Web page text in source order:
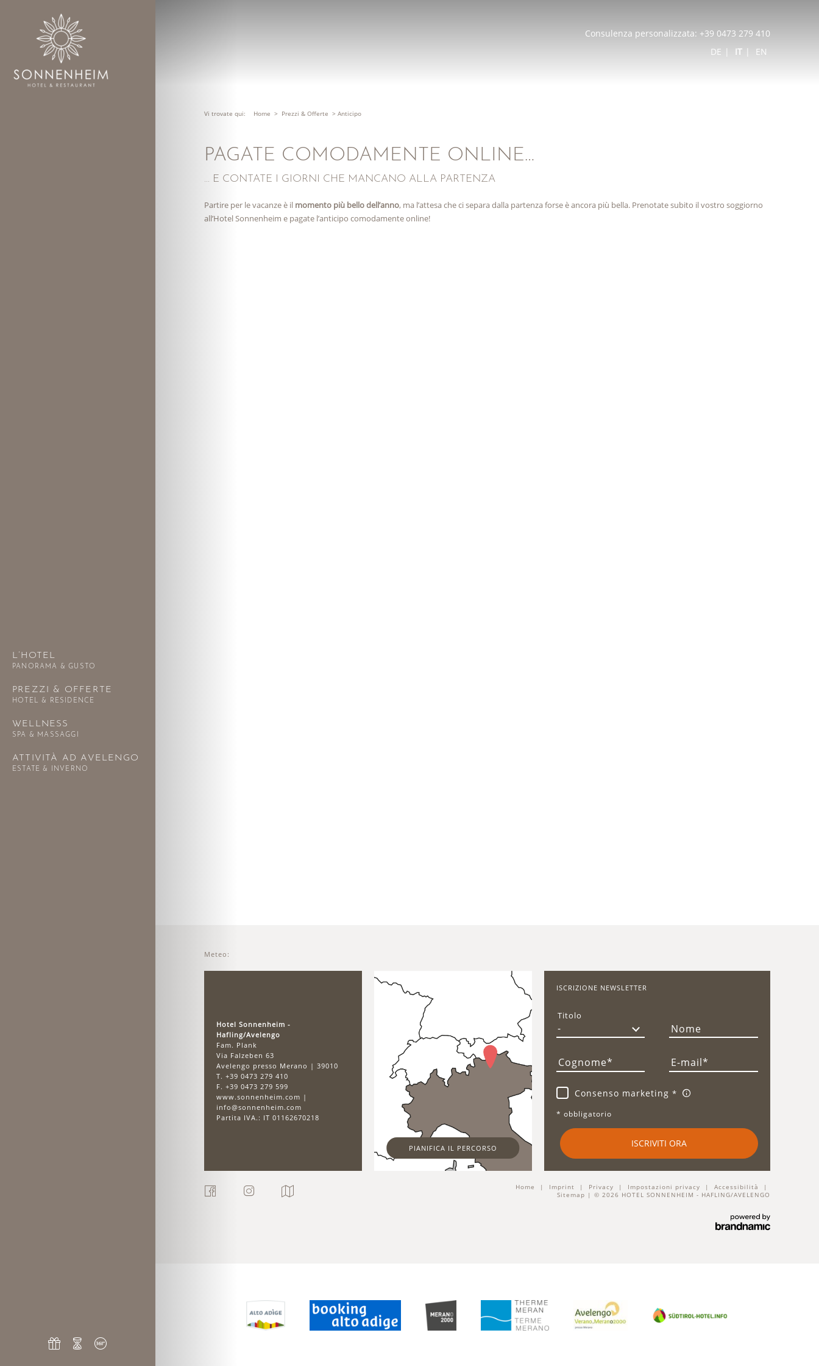
L’HOTEL
PANORAMA & GUSTO
PREZZI & OFFERTE
HOTEL & RESIDENCE
WELLNESS
SPA & MASSAGGI
ATTIVITÀ AD AVELENGO
ESTATE & INVERNO
Consulenza personalizzata: +39 0473 279 410
DE
IT EN
Vi trovate qui: Home > Prezzi & Offerte >Anticipo
PAGATE COMODAMENTE ONLINE…
... E CONTATE I GIORNI CHE MANCANO ALLA PARTENZA
Partire per le vacanze è il momento più bello dell’anno, ma l’attesa che ci separa dalla partenza forse è ancora più bella. Prenotate subito il vostro soggiorno
all’Hotel Sonnenheim e pagate l’anticipo comodamente online!
Meteo:
Hotel Sonnenheim -
Hafling/Avelengo
Fam. Plank
Via Falzeben 63
Avelengo presso Merano | 39010
T. +39 0473 279 410
F. +39 0473 279 599
www.sonnenheim.com |
info@sonnenheim.com
Partita IVA.: IT 01162670218
PIANIFICA IL PERCORSO
ISCRIZIONE NEWSLETTER
Titolo
Nome
Cognome E-mail
Consenso marketing
* obbligatorio
ISCRIVITI ORA
Home | Imprint | Privacy | Impostazioni privacy |Accessibilità
|
Sitemap |© 2026 HOTEL SONNENHEIM - HAFLING/AVELENGO